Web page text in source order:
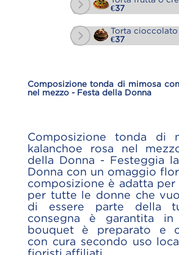
€37
Torta cioccolato
€37
Composizione tonda di mimosa
nel mezzo - Festa della Donna
Composizione tonda di
kalanchoe rosa nel
della Donna - Festeggia
Donna con un omaggio
composizione è adatta per
per tutte le donne che
di essere parte della
consegna è garantita in
bouquet è preparato e
con cura secondo uso